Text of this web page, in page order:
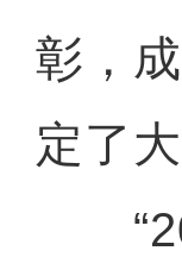
彰，
定了